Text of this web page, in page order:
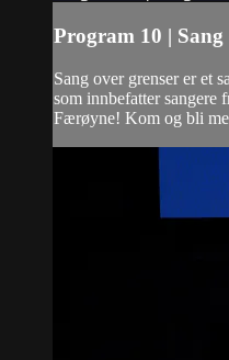
Program 10 | Sang
Sang over grenser er et
som innbefatter sangere
Færøyne! Kom og bli